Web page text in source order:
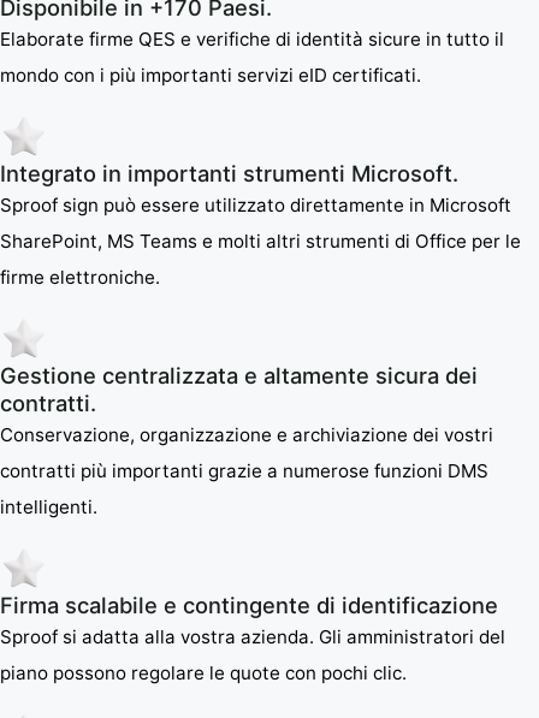
Disponibile in +170 Paesi.
Elaborate firme QES e verifiche di identità sicure in tutto il
mondo con i più importanti servizi eID certificati.
Integrato in importanti strumenti Microsoft.
Sproof sign può essere utilizzato direttamente in Microsoft
SharePoint, MS Teams e molti altri strumenti di Office per le
firme elettroniche.
Gestione centralizzata e altamente sicura dei
contratti.
Conservazione, organizzazione e archiviazione dei vostri
contratti più importanti grazie a numerose funzioni DMS
intelligenti.
Firma scalabile e contingente di identificazione
Sproof si adatta alla vostra azienda. Gli amministratori del
piano possono regolare le quote con pochi clic.